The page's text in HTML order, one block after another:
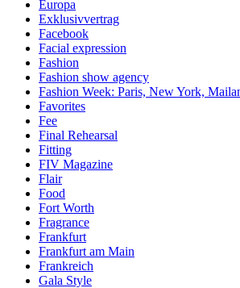
Europa
Exklusivvertrag
Facebook
Facial expression
Fashion
Fashion show agency
Fashion Week: Paris, New York,
Favorites
Fee
Final Rehearsal
Fitting
FIV Magazine
Flair
Food
Fort Worth
Fragrance
Frankfurt
Frankfurt am Main
Frankreich
Gala Style